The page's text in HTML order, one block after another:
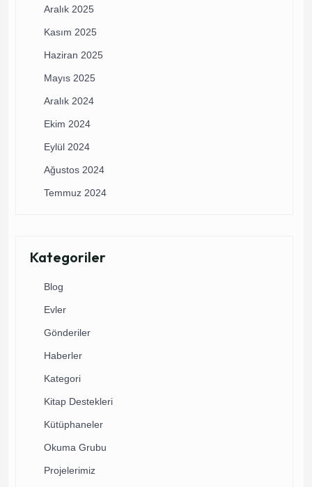
Aralık 2025
Kasım 2025
Haziran 2025
Mayıs 2025
Aralık 2024
Ekim 2024
Eylül 2024
Ağustos 2024
Temmuz 2024
Kategoriler
Blog
Evler
Gönderiler
Haberler
Kategori
Kitap Destekleri
Kütüphaneler
Okuma Grubu
Projelerimiz